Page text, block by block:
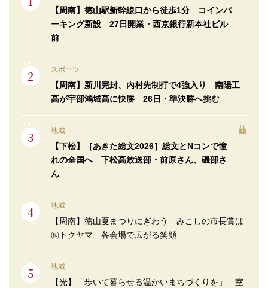
【周南】徳山駅新幹線口から徒歩1分 コインパ
ーキング新設 27日開業・西京銀行新本社ビル
前
スポーツ
【周南】新川完封、内村先制打で4強入り 南陽工
高が宇部鴻城高に快勝 26日・準決勝へ挑む
地域
【下松】［あきた総文2026］総文とNコンで憧
れの全国へ 下松高放送部・前原さん、磯部さ
ん
地域
【周南】徳山夏まつりにぎわう みこしの市長賞は
㈱トクヤマ 各会場で広がる笑顔
地域
【光】「歩いて暮らせる温かいまちづくりを」 室